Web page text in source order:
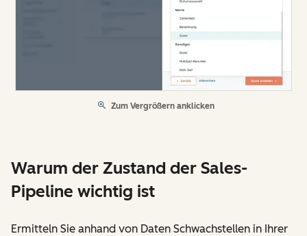
Zum Vergrößern anklicken
Warum der Zustand der Sales-
Pipeline wichtig ist
Ermitteln Sie anhand von Daten Schwachstellen in Ihrer